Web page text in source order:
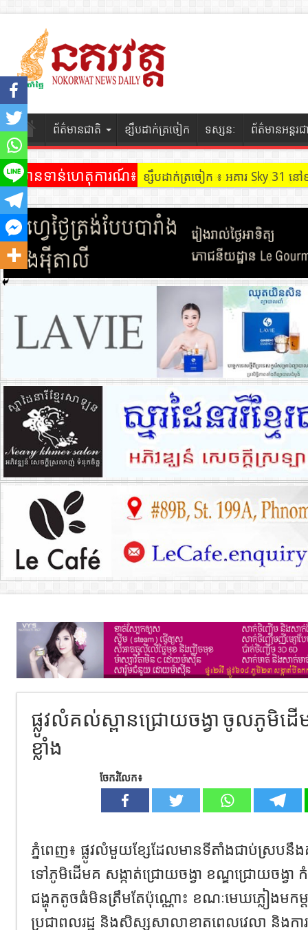
ព័ត៌មានជាតិ ខ្សឹបដាក់ត្រចៀក ទស្សនៈ ព័ត៌មានអន្តរជ
ព័ត៌មានទាន់ហេតុការណ៍៖ ខ្សឹបដាក់ត្រចៀក ៖ អគារ Sky 31
ផ្លូវលំគល់ស្ពានជ្រោយចង្វា ចូលភូមិដ
ខ្លាំង
ចែករំលែក៖
ភ្នំពេញ​៖​ ផ្លូវលំមួយខ្សែដែលមានទីតាំងជាប់ស្របនឹ
ទៅភូមិដើមគ​ សង្កាត់ជ្រោយចង្វា​ ខណ្ឌជ្រោយចង្វា​ កំ
ជង្ហុកតូចធំមិនត្រឹមតែប៉ុណ្ណោះ ខណៈមេឃភ្លៀងម
ប្រជាពលរដ្ឋ និងសិស្សសាលាខាតពេលវេលា និងកា